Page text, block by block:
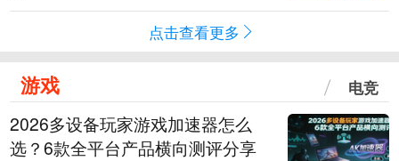
点击查看更多
游戏 电竞
2026多设备玩家游戏加速器怎么
选？6款全平台产品横向测评分享